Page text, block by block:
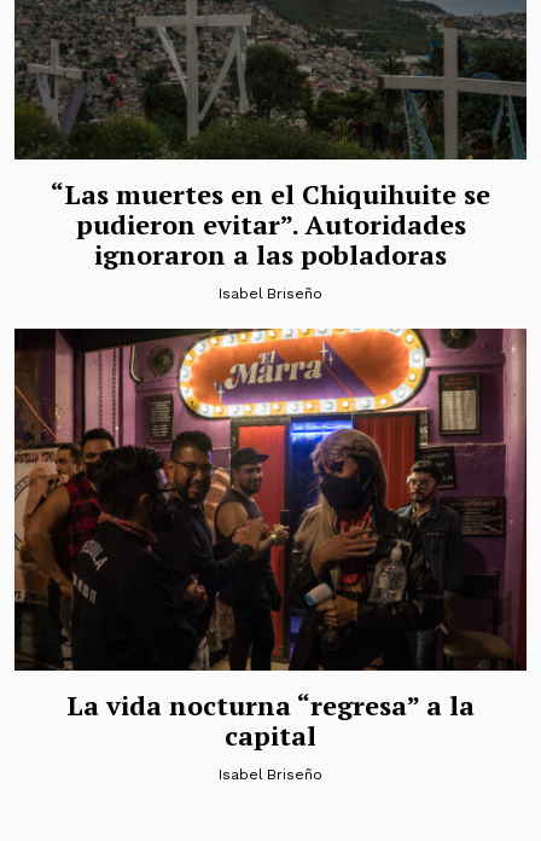
“Las muertes en el Chiquihuite se
pudieron evitar”. Autoridades
ignoraron a las pobladoras
Isabel Briseño
La vida nocturna “regresa” a la
capital
Isabel Briseño